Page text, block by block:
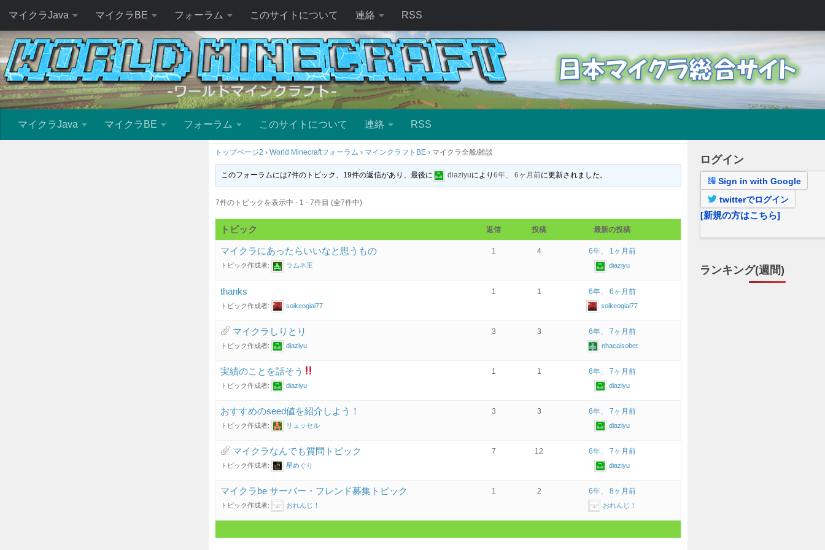
マイクラJava マイクラBE フォーラム このサイトについて 連絡 RSS
マイクラJava マイクラBE フォーラム このサイトについて 連絡 RSS
トップページ2 › World Minecraftフォーラム › マインクラフトBE › マイクラ全般/雑談
このフォーラムには7件のトピック、19件の返信があり、最後に diaziyuにより6年、 6ヶ月前に更新されました。
7件のトピックを表示中 - 1 - 7件目 (全7件中)
トピック 返信 投稿 最新の投稿
マイクラにあったらいいなと思うもの
トピック作成者: ラムネ王
1 4 6年、 1ヶ月前
diaziyu
thanks
トピック作成者: soikeogiai77
1 1 6年、 6ヶ月前
soikeogiai77
マイクラしりとり
トピック作成者: diaziyu
3 3 6年、 7ヶ月前
nhacaisobet
実績のことを話そう
トピック作成者: diaziyu
1 1 6年、 7ヶ月前
diaziyu
おすすめのseed値を紹介しよう！
トピック作成者: リュッセル
3 3 6年、 7ヶ月前
diaziyu
マイクラなんでも質問トピック
トピック作成者: 星めぐり
7 12 6年、 7ヶ月前
diaziyu
マイクラbe サーバー・フレンド募集トピック
トピック作成者: おれんじ！
1 2 6年、 8ヶ月前
おれんじ！
ログイン
Sign in with Google
twitterでログイン
[新規の方はこちら]
ランキング(週間)